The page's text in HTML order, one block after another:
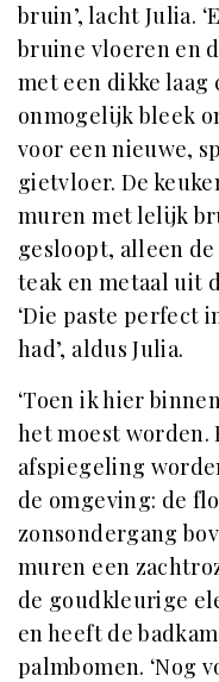
bruin’, lacht Julia.
bruine vloeren en
met een dikke laag
onmogelijk bleek
voor een nieuwe,
gietvloer. De
muren met lelijk
gesloopt, alleen
teak en metaal uit
‘Die paste perfect
had’, aldus Julia.
‘Toen ik hier
het moest
afspiegeling
de omgeving: de
zonsondergang
muren een
de goudkleurige
en heeft de
palmbomen. ‘Nog